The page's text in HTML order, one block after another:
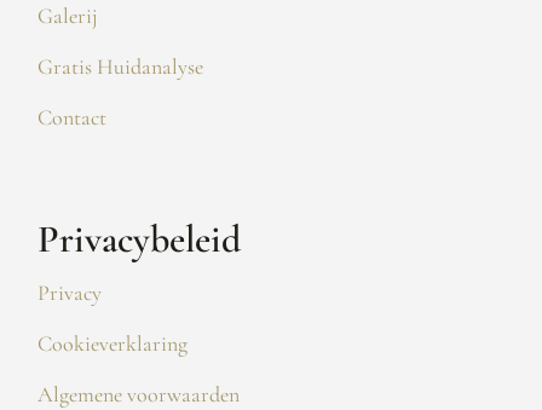
Galerij
Gratis Huidanalyse
Contact
Privacybeleid
Privacy
Cookieverklaring
Algemene voorwaarden